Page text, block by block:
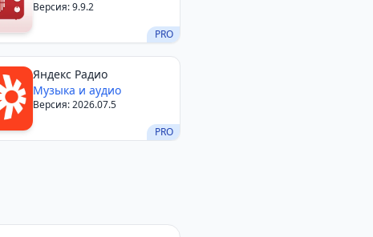
PRO
Версия: 9.9.2
PRO
Яндекс Радио
Музыка и аудио
Версия: 2026.07.5